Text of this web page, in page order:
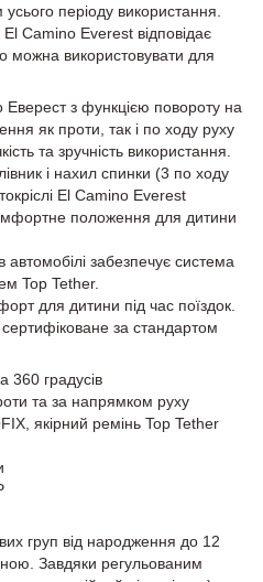
періоду використання.
Camino Everest відповідає
можна використовувати для
Еверест з функцією повороту на
як проти, так і по ходу руху
та зручність використання.
і нахил спинки (3 по ходу
El Camino Everest
положення для дитини
автомобілі забезпечує система
Top Tether.
для дитини під час поїздок.
за стандартом
360 градусів
та за напрямком руху
якірний ремінь Top Tether
груп від народження до 12
Завдяки регульованим